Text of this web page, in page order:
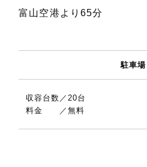
富山空港より65分
駐車場
収容台数／20台
料金 ／無料